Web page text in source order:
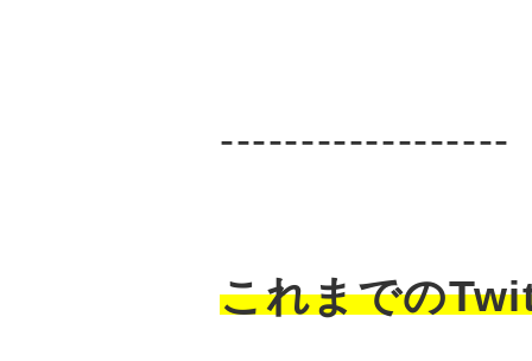
------------------
これまでの